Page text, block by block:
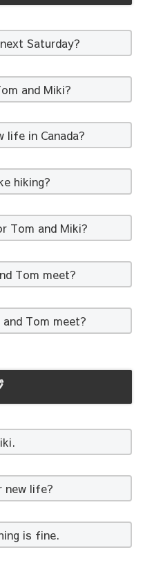
Saturday?
and Miki?
life in Canada?
hiking?
Tom and Miki?
Tom meet?
Tom meet?
new life?
is fine.